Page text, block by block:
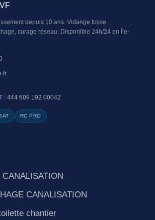
depuis 10 ans. Vidange fosse
curage réseau. Disponible 24h/24 en Île-
: 444 609 192 00042
RC PRO
CANALISATION
CANALISATION
chantier